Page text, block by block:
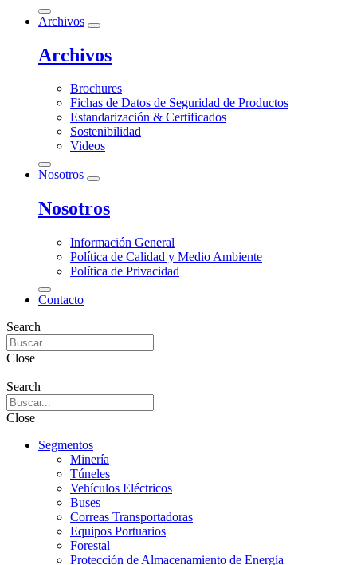
Archivos
Archivos
Brochures
Fichas de Datos de Seguridad de Productos
Estandarización & Certificados
Sostenibilidad
Videos
Nosotros
Nosotros
Información General
Política de Calidad y Medio Ambiente
Política de Privacidad
Contacto
Search
Close
Search
Close
Segmentos
Minería
Túneles
Vehículos Eléctricos
Buses
Correas Transportadoras
Equipos Portuarios
Forestal
Protección de Almacenamiento de Energía